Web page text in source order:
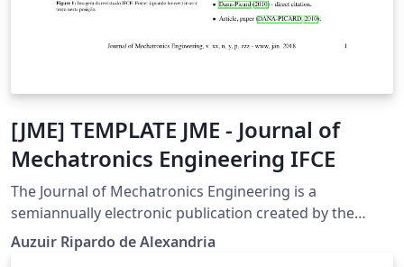
[JME] TEMPLATE JME - Journal of
Mechatronics Engineering IFCE
The Journal of Mechatronics Engineering is a
semiannually electronic publication created by the
Federal Institute of Ceará - IFCE. The aim of this work is
to contribute to the dissemination of knowledge
Auzuir Ripardo de Alexandria